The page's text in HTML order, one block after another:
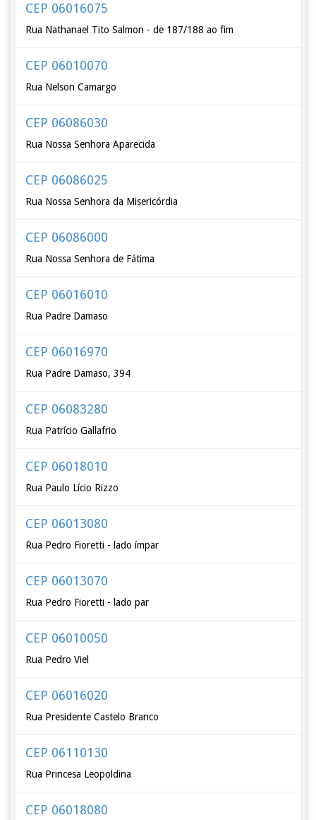
CEP 06016075
Rua Nathanael Tito Salmon - de 187/188 ao fim
CEP 06010070
Rua Nelson Camargo
CEP 06086030
Rua Nossa Senhora Aparecida
CEP 06086025
Rua Nossa Senhora da Misericórdia
CEP 06086000
Rua Nossa Senhora de Fátima
CEP 06016010
Rua Padre Damaso
CEP 06016970
Rua Padre Damaso, 394
CEP 06083280
Rua Patrício Gallafrio
CEP 06018010
Rua Paulo Lício Rizzo
CEP 06013080
Rua Pedro Fioretti - lado ímpar
CEP 06013070
Rua Pedro Fioretti - lado par
CEP 06010050
Rua Pedro Viel
CEP 06016020
Rua Presidente Castelo Branco
CEP 06110130
Rua Princesa Leopoldina
CEP 06018080